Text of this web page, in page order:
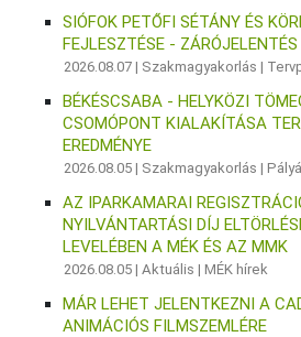
SIÓFOK PETŐFI SÉTÁNY ÉS
FEJLESZTÉSE - ZÁRÓJELENTÉS
2026.08.07 | Szakmagyakorlás |
BÉKÉSCSABA - HELYKÖZI
CSOMÓPONT KIALAKÍTÁSA
EREDMÉNYE
2026.08.05 | Szakmagyakorlás |
AZ IPARKAMARAI
NYILVÁNTARTÁSI DÍJ
LEVELÉBEN A MÉK ÉS AZ MMK
2026.08.05 |Aktuális |MÉK hírek
MÁR LEHET JELENTKEZNI A
ANIMÁCIÓS FILMSZEMLÉRE